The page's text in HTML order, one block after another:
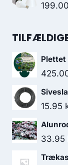
199.00
15.95
33.95